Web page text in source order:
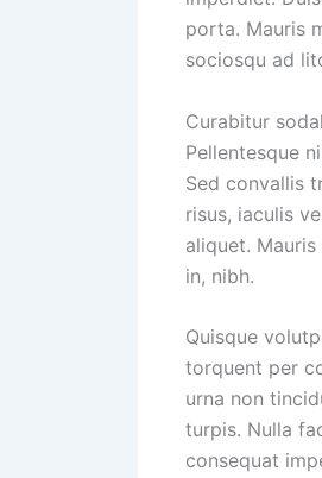
porta. Mauris
sociosqu ad
Curabitur
Pellentesque
Sed convallis
risus, iaculis
aliquet.
in, nibh.
Quisque
torquent per
urna non
turpis. Nulla
consequat